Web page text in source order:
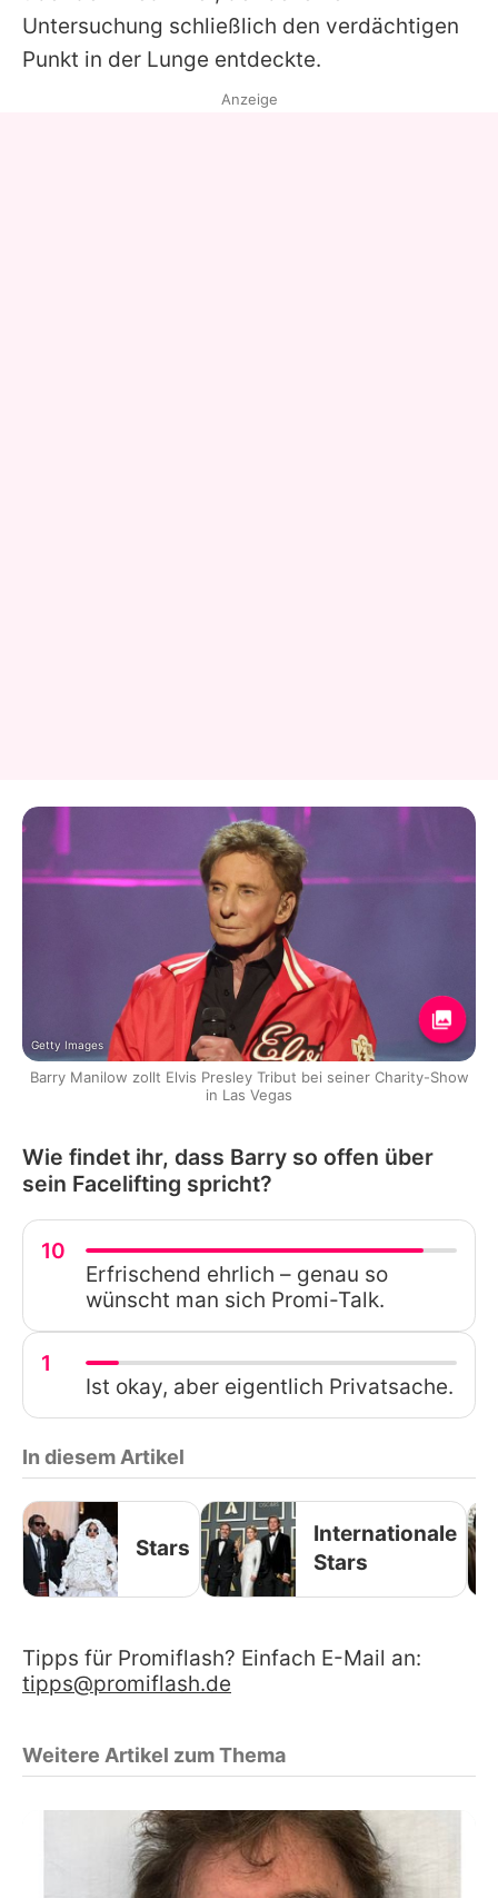
Untersuchung schließlich den verdächtigen
Punkt in der Lunge entdeckte.
Anzeige
Getty Images
Barry Manilow zollt Elvis Presley Tribut bei seiner Charity-Show
in Las Vegas
Wie findet ihr, dass Barry so offen über
sein Facelifting spricht?
10
Erfrischend ehrlich – genau so
wünscht man sich Promi-Talk.
1
Ist okay, aber eigentlich Privatsache.
In diesem Artikel
Stars
Internationale
Stars
Tipps für Promiflash? Einfach E-Mail an:
tipps@promiflash.de
Weitere Artikel zum Thema